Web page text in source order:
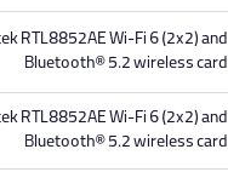
RTL8852AE Wi-Fi 6 (2x2) and
Bluetooth®️ 5.2 wireless card
RTL8852AE Wi-Fi 6 (2x2) and
Bluetooth®️ 5.2 wireless card